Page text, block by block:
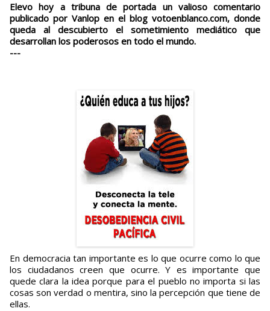
Elevo hoy a tribuna de portada un valioso comentario
publicado por Vanlop en el blog votoenblanco.com, donde
queda al descubierto el sometimiento mediático que
desarrollan los poderosos en todo el mundo.
---
En democracia tan importante es lo que ocurre como lo que
los ciudadanos creen que ocurre. Y es importante que
quede clara la idea porque para el pueblo no importa si las
cosas son verdad o mentira, sino la percepción que tiene de
ellas.